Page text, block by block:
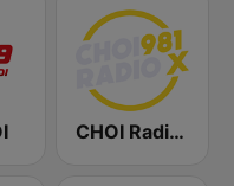
CHOI Radio X 98.1 FM